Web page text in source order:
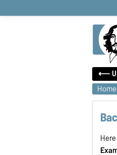
⟵
Home